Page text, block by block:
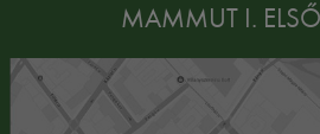
MAMMUT I.